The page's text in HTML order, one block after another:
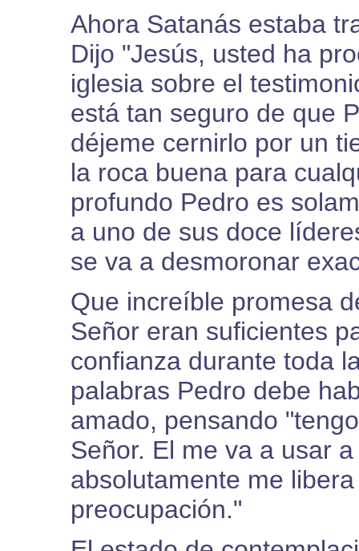
Ahora Satanás estaba
Dijo "Jesús, usted ha
iglesia sobre el
está tan seguro de que
déjeme cernirlo por un
la roca buena para
profundo Pedro es
a uno de sus doce
se va a desmoronar
Que increíble promesa
Señor eran suficientes
confianza durante toda
palabras Pedro debe
amado, pensando
Señor. El me va a usar
absolutamente me
preocupación."